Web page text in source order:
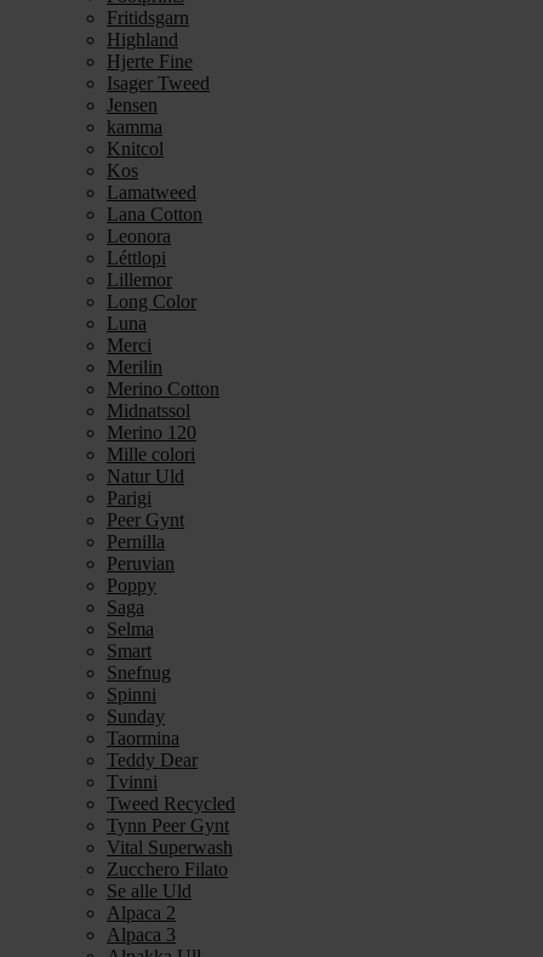
Fritidsgarn
Highland
Hjerte Fine
Isager Tweed
Jensen
kamma
Knitcol
Kos
Lamatweed
Lana Cotton
Leonora
Léttlopi
Lillemor
Long Color
Luna
Merci
Merilin
Merino Cotton
Midnatssol
Merino 120
Mille colori
Natur Uld
Parigi
Peer Gynt
Pernilla
Peruvian
Poppy
Saga
Selma
Smart
Snefnug
Spinni
Sunday
Taormina
Teddy Dear
Tvinni
Tweed Recycled
Tynn Peer Gynt
Vital Superwash
Zucchero Filato
Se alle Uld
Alpaca 2
Alpaca 3